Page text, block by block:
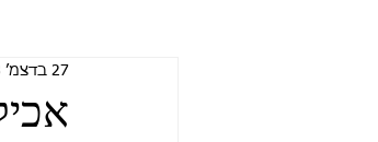
אביב
27 בדצמ׳ 2018